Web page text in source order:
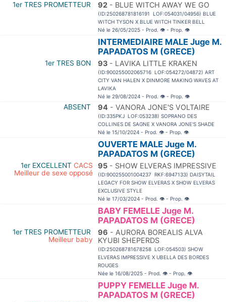
1er TRES PROMETTEUR 92 - BLUE WITCH AWAY WE GO
(ID:250268781816191 LOF:054031/04956) BLUE
WITCH TYSON X BLUE WITCH TINKER BELL
Né le 26/05/2025 - Prod. 👁 - Prop. 👁
INTERMEDIAIRE MALE Juge M.
PAPADATOS M (GRECE)
1er TRES BON 93 - LAVIKA LITTLE KRAKEN
(ID:900255002065716 LOF:054272/04872) ART
CITY VAN HALEN X DINMORE MAKING WAVES AT
LAVIKA
Né le 29/08/2024 - Prod. 👁 - Prop. 👁
ABSENT 94 - VANORA JONE'S VOLTAIRE
(ID:335PKJ LOF:053238) SOPRANO DES
COLLINES DE SAGNE X VANORA JONE'S SHADE
Né le 15/10/2024 - Prod. 👁 - Prop. 👁
OUVERTE MALE Juge M.
PAPADATOS M (GRECE)
1er EXCELLENT CACS
Meilleur de sexe opposé
95 - SHOW ELVERAS IMPRESSIVE
(ID:900255001004237 RKF:6947133) DAISYTAIL
LEGACY FOR SHOW ELVERAS X SHOW ELVERAS
EXCLUSIVE STYLE
Né le 17/03/2024 - Prod. 👁 - Prop. 👁
BABY FEMELLE Juge M.
PAPADATOS M (GRECE)
1er TRES PROMETTEUR
Meilleur baby
96 - AURORA BOREALIS ALVA
KYUBI SHEPERDS
(ID:250268781678258 LOF:054503) SHOW
ELVERAS IMPRESSIVE X UBELLA DES BORDES
ROUGES
Née le 16/08/2025 - Prod. 👁 - Prop. 👁
PUPPY FEMELLE Juge M.
PAPADATOS M (GRECE)